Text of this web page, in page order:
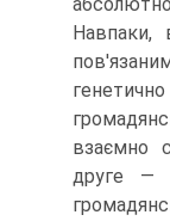
Навпаки,
взаємно
друге —